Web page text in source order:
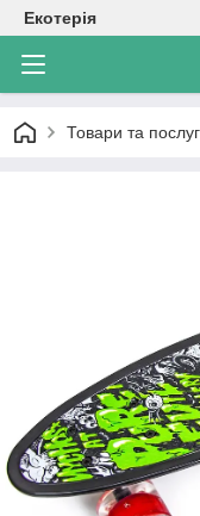
Екотерія
Товари та